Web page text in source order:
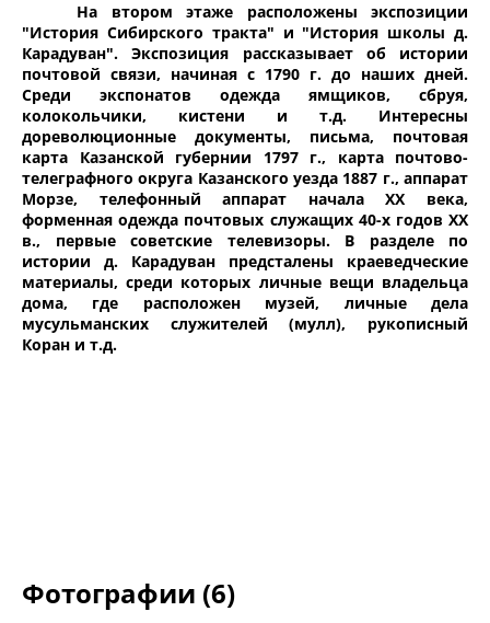
На втором этаже расположены экспозиции
"История Сибирского тракта" и "История школы д.
Карадуван". Экспозиция рассказывает об истории
почтовой связи, начиная с 1790 г. до наших дней.
Среди экспонатов одежда ямщиков, сбруя,
колокольчики, кистени и т.д. Интересны
дореволюционные документы, письма, почтовая
карта Казанской губернии 1797 г., карта почтово-
телеграфного округа Казанского уезда 1887 г., аппарат
Морзе, телефонный аппарат начала ХХ века,
форменная одежда почтовых служащих 40-х годов ХХ
в., первые советские телевизоры. В разделе по
истории д. Карадуван предсталены краеведческие
материалы, среди которых личные вещи владельца
дома, где расположен музей, личные дела
мусульманских служителей (мулл), рукописный
Коран и т.д.
Фотографии (6)